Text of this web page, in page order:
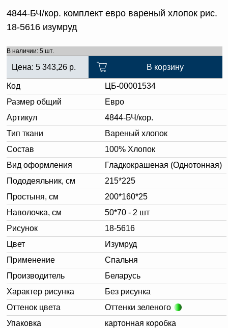
4844-БЧ/кор. комплект евро вареный хлопок рис.
18-5616 изумруд
В наличии: 5 шт.
Цена: 5 343,26 р. В корзину
Код
ЦБ-00001534
Размер общий
Евро
Артикул
4844-БЧ/кор.
Тип ткани
Вареный хлопок
Состав
100% Хлопок
Вид оформления
Гладкокрашеная (Однотонная)
Пододеяльник, см
215*225
Простыня, см
200*160*25
Наволочка, см
50*70 - 2 шт
Рисунок
18-5616
Цвет
Изумруд
Применение
Спальня
Производитель
Беларусь
Характер рисунка
Без рисунка
Оттенок цвета
Оттенки зеленого
Упаковка
картонная коробка